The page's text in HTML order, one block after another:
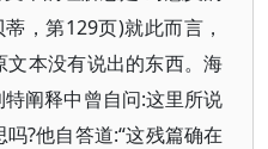
，第129页)就此而言，
本没有说出的东西。海
阐释中曾自问:这里所说
?他自答道:“这残篇确在